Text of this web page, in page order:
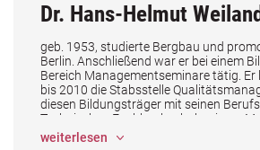
Bildungsunternehmen
Dr. Hans-Helmut
geb. 1953, studierte Bergbau und
Berlin. Anschließend war er bei einem
Bereich Managementseminare tätig. Er
bis 2010 die Stabsstelle
diesen Bildungsträger mit seinen
Technischen Fachhochschule, einem
Verwaltungsbereichen 1998 erfolgreich
weiterlesen